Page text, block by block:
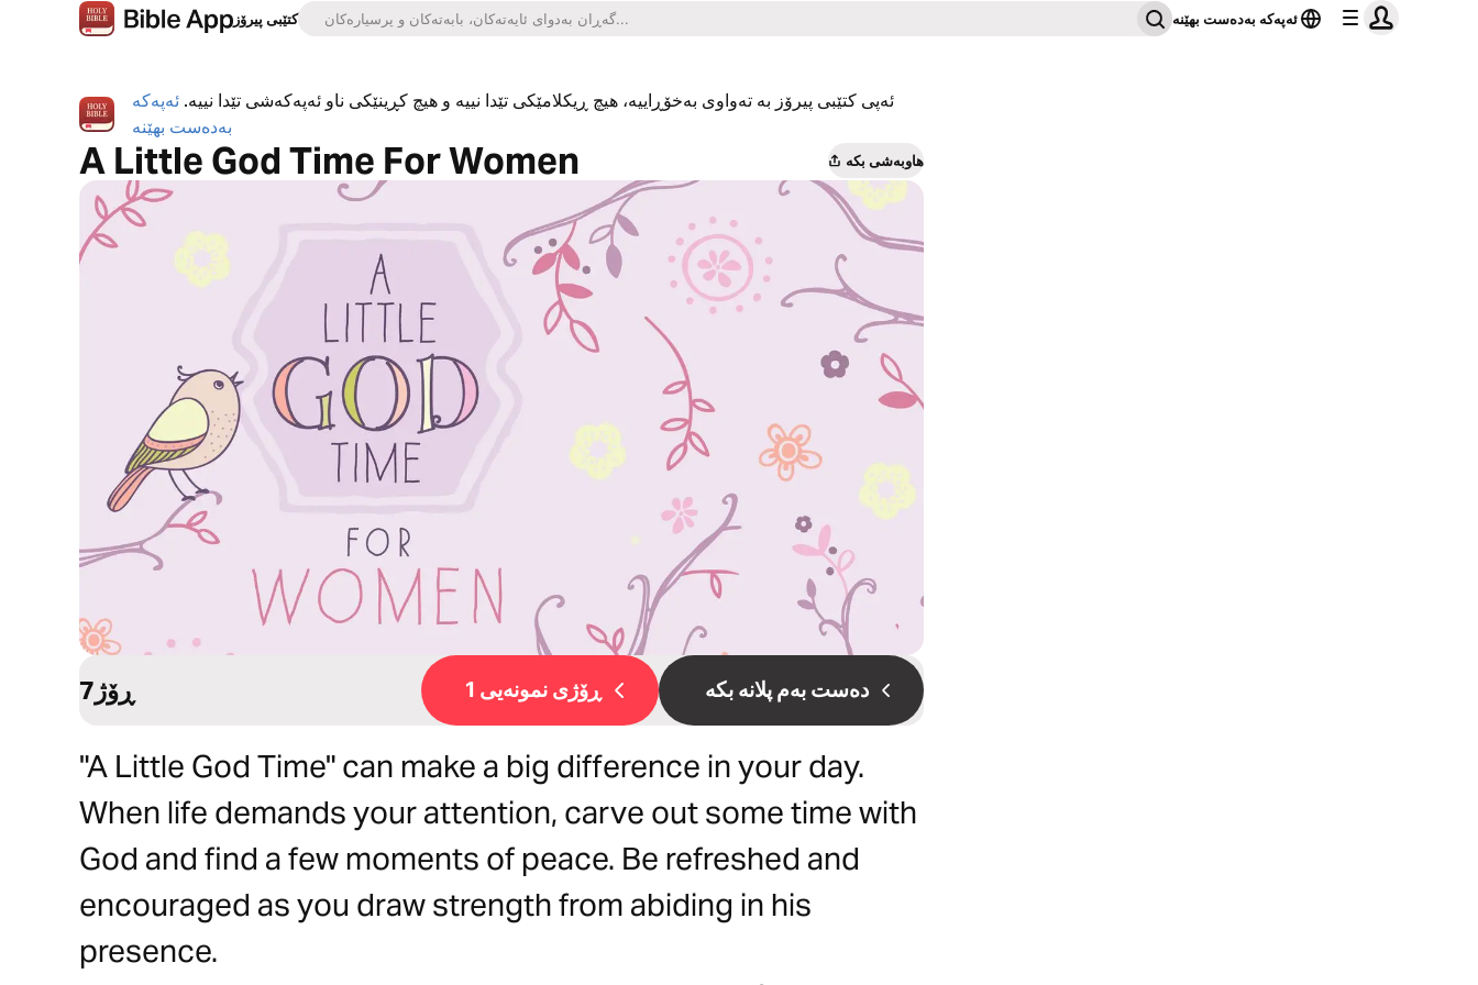
کتێبی پیرۆز ئەپەکە بەدەست بهێنە
ئەپی کتێبی پیرۆز بە تەواوی بەخۆڕاییە، هیچ ڕیکلامێکی تێدا نییە و هیچ کڕینێکی ناو ئەپەکەشی تێدا نییە. ئەپەکە
بەدەست بهێنە
A Little God Time For Women هاوبەشی بکە
7ڕۆژ ڕۆژی نمونەیی 1 دەست بەم پلانە بکە
"A Little God Time" can make a big difference in your day.
When life demands your attention, carve out some time with
God and find a few moments of peace. Be refreshed and
encouraged as you draw strength from abiding in his
presence.